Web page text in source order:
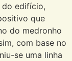
do edifício,
que
do medronho
com base no
se uma linha